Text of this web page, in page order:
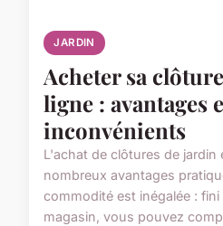
JARDIN
Acheter sa
ligne : avantages
inconvénients
L'achat de clôtures de jardin
nombreux avantages
commodité est inégalée :
magasin, vous pouvez